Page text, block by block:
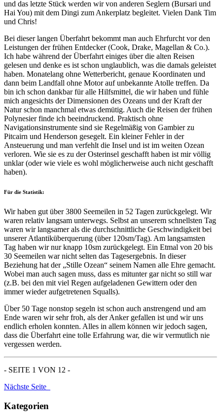
und das letzte Stück werden wir von anderen Seglern (Bursari und
Hai You) mit dem Dingi zum Ankerplatz begleitet. Vielen Dank Tim
und Chris!
Bei dieser langen Überfahrt bekommt man auch Ehrfurcht vor den
Leistungen der frühen Entdecker (Cook, Drake, Magellan & Co.).
Ich habe während der Überfahrt einiges über die alten Reisen
gelesen und denke es ist schon unglaublich, was die damals geleistet
haben. Monatelang ohne Wetterbericht, genaue Koordinaten und
dann beim Landfall ohne Motor auf unbekannte Atolle treffen. Da
bin ich schon dankbar für alle Hilfsmittel, die wir haben und fühle
mich angesichts der Dimensionen des Ozeans und der Kraft der
Natur schon manchmal etwas demütig. Auch die Reisen der frühen
Polynesier finde ich beeindruckend. Praktisch ohne
Navigationsinstrumente sind sie Regelmäßig von Gambier zu
Pitcairn und Henderson gesegelt. Ein kleiner Fehler in der
Ansteuerung und man verfehlt die Insel und ist im weiten Ozean
verloren. Wie sie es zu der Osterinsel geschafft haben ist mir völlig
unklar (oder wie viele es wohl möglicherweise auch nicht geschafft
haben).
Für die Statistik:
Wir haben gut über 3800 Seemeilen in 52 Tagen zurückgelegt. Wir
waren relativ langsam unterwegs. Selbst an unserem schnellsten Tag
waren wir langsamer als die durchschnittliche Geschwindigkeit bei
unserer Atlantiküberquerung (über 120sm/Tag). Am langsamsten
Tag haben wir nur knapp 10sm zurückgelegt. Ein Etmal von 20 bis
30 Seemeilen war nicht selten das Tagesergebnis. In dieser
Beziehung hat der „Stille Ozean“ seinem Namen alle Ehre gemacht.
Wobei man auch sagen muss, dass es mitunter gar nicht so still war
(z.B. bei den mit viel Regen aufgeladenen Gewittern oder den
immer wieder aufgetretenen Squalls).
Über 50 Tage nonstop segeln ist schon auch anstrengend und am
Ende waren wir sehr froh, als der Anker gefallen ist und wir uns
endlich erholen konnten. Alles in allem können wir jedoch sagen,
dass die Überfahrt eine tolle Erfahrung war, die wir vermutlich nie
vergessen werden.
- SEITE 1 VON 12 -
Nächste Seite
Kategorien